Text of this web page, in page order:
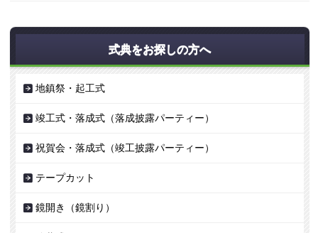
式典をお探しの方へ
地鎮祭・起工式
竣工式・落成式（落成披露パーティー）
祝賀会・落成式（竣工披露パーティー）
テープカット
鏡開き（鏡割り）